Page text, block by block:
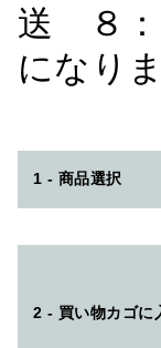
送 ８：
になりま
1 - 商品選択
2 - 買い物カゴに